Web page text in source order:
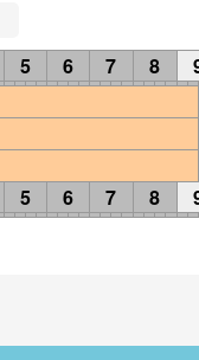
5 6 7 8
5 6 7 8